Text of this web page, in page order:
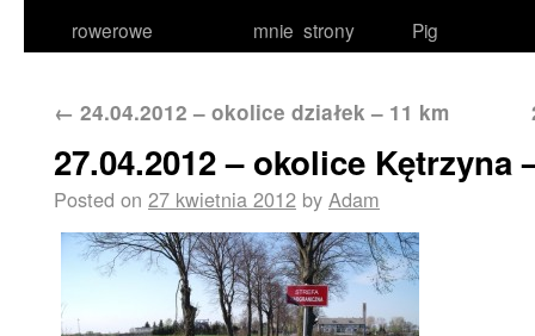
rowerowe
mnie strony
Pig
← 24.04.2012 – okolice działek – 11 km
27.04.2012 – okolice Kętrzyna
Posted on 27 kwietnia 2012 by Adam